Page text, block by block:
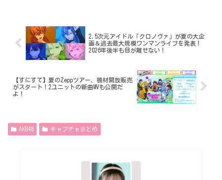
2.5次元アイドル「クロノヴァ」が夏の大企
画＆過去最大規模ワンマンライブを発表！
2026年後半も目が離せない！
【すにすて】夏のZeppツアー、機材開放販売
がスタート！2ユニットの新曲MVも公開だ
よ！
AKB48 キャプチャまとめ